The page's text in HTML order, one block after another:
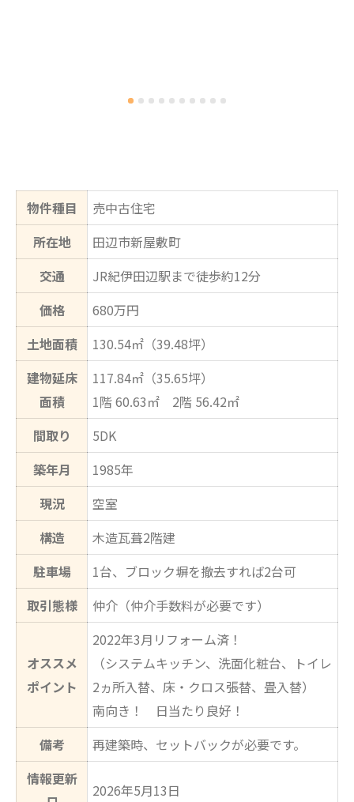
物件種目
売中古住宅
所在地
田辺市新屋敷町
交通
JR紀伊田辺駅まで徒歩約12分
価格
680万円
土地面積
130.54㎡（39.48坪）
建物延床
面積
117.84㎡（35.65坪）
1階 60.63㎡ 2階 56.42㎡
間取り
5DK
築年月
1985年
現況
空室
構造
木造瓦葺2階建
駐車場
1台、ブロック塀を撤去すれば2台可
取引態様
仲介（仲介手数料が必要です）
オススメ
ポイント
2022年3月リフォーム済！
（システムキッチン、洗面化粧台、トイレ
2ヵ所入替、床・クロス張替、畳入替）
南向き！ 日当たり良好！
備考
再建築時、セットバックが必要です。
情報更新
2026年5月13日